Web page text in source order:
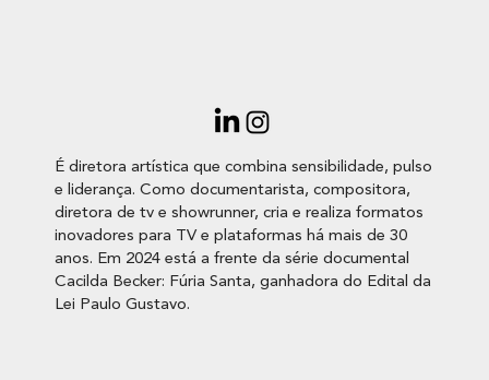
É diretora artística que combina sensibilidade, pulso
e liderança. Como documentarista, compositora,
diretora de tv e showrunner, cria e realiza formatos
inovadores para TV e plataformas há mais de 30
anos. Em 2024 está a frente da série documental
Cacilda Becker: Fúria Santa, ganhadora do Edital da
Lei Paulo Gustavo.